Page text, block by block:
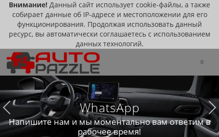
Внимание! Данный сайт использует cookie-файлы, а также
собирает данные об IP-адресе и местоположении для его
функционирования. Продолжая использовать данный
ресурс, вы автоматически соглашаетесь с использованием
данных технологий.
0
WhatsApp
Напишите нам и мы моментально вам ответим в
рабочее время!